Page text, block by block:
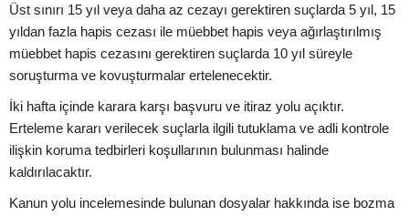
Üst sınırı 15 yıl veya daha az cezayı gerektiren suçlarda 5 yıl, 15
yıldan fazla hapis cezası ile müebbet hapis veya ağırlaştırılmış
müebbet hapis cezasını gerektiren suçlarda 10 yıl süreyle
soruşturma ve kovuşturmalar ertelenecektir.
İki hafta içinde karara karşı başvuru ve itiraz yolu açıktır.
Erteleme kararı verilecek suçlarla ilgili tutuklama ve adli kontrole
ilişkin koruma tedbirleri koşullarının bulunması halinde
kaldırılacaktır.
Kanun yolu incelemesinde bulunan dosyalar hakkında ise bozma